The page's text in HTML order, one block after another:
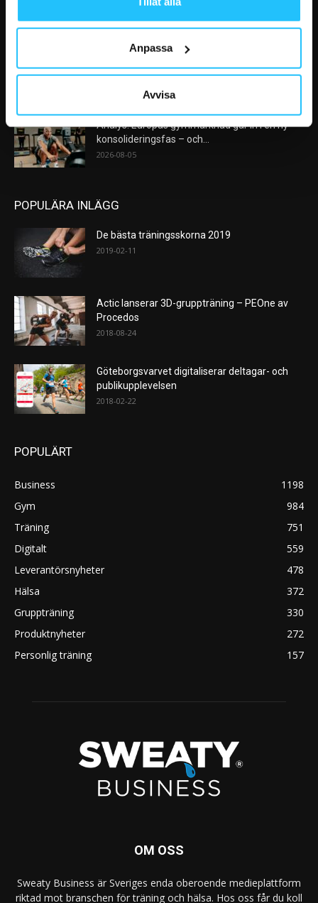
Anpassa
Avvisa
nästa stora kategori
AI kommer aldrig kunna ersätta en frukost
efter träningspasset
Analys: Europas gymmarknad går in i en ny
konsolideringsfas – och...
2026-08-05
POPULÄRA INLÄGG
De bästa träningsskorna 2019
2019-02-11
Actic lanserar 3D-gruppträning – PEOne av
Procedos
2018-08-24
Göteborgsvarvet digitaliserar deltagar- och
publikupplevelsen
2018-02-22
POPULÄRT
Business
1198
Gym
984
Träning
751
Digitalt
559
Leverantörsnyheter
478
Hälsa
372
Gruppträning
330
Produktnyheter
272
Personlig träning
157
OM OSS
Sweaty Business är Sveriges enda oberoende medieplattform
riktad mot branschen för träning och hälsa. Hos oss får du koll